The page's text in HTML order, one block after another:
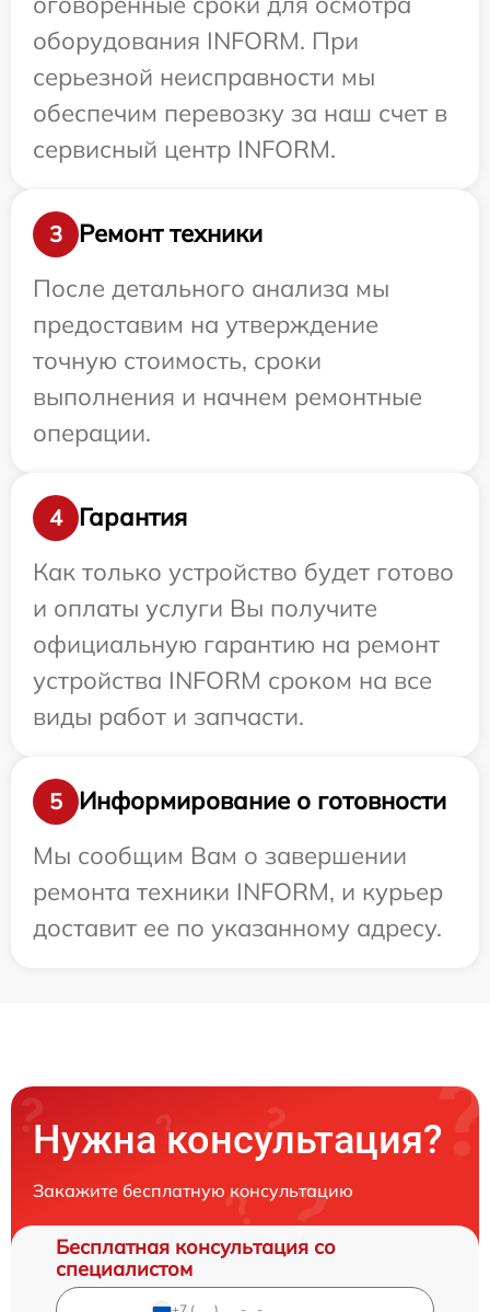
оборудования INFORM. При
серьезной неисправности мы
обеспечим перевозку за наш счет в
сервисный центр INFORM.
3
Ремонт техники
После детального анализа мы
предоставим на утверждение
точную стоимость, сроки
выполнения и начнем ремонтные
операции.
4
Гарантия
Как только устройство будет готово
и оплаты услуги Вы получите
официальную гарантию на ремонт
устройства INFORM сроком на все
виды работ и запчасти.
5
Информирование о готовности
Мы сообщим Вам о завершении
ремонта техники INFORM, и курьер
доставит ее по указанному адресу.
Нужна консультация?
Закажите бесплатную консультацию
Бесплатная консультация со
специалистом